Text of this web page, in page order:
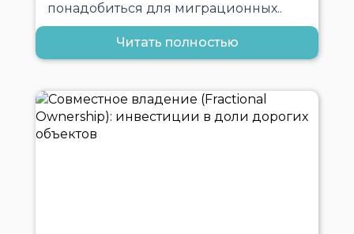
понадобиться для миграционных..
Читать полностью